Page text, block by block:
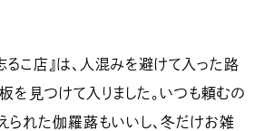
こ店』は、人混みを避けて入った路
を見つけて入りました。いつも頼むの
られた伽羅蕗もいいし、冬だけお雑